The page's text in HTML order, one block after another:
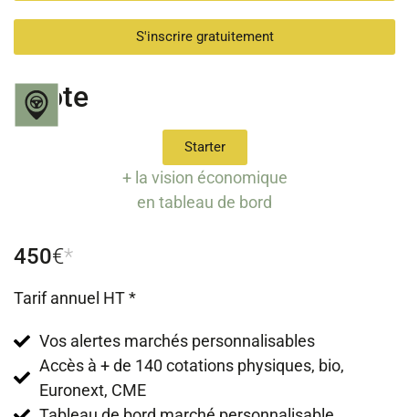
S'inscrire gratuitement
Pilote
Starter
+ la vision économique
en tableau de bord
450€*
Tarif annuel HT *
Vos alertes marchés personnalisables
Accès à + de 140 cotations physiques, bio,
Euronext, CME